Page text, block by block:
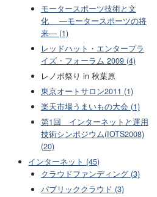
モータースポーツ技術と文
化 ―モータースポーツの将
来― (1)
レッドハット・エンタープラ
イズ・フォーラム 2009 (4)
レノボ祭り in 秋葉原
東京オートサロン2011 (1)
楽天市場うまいもの大会 (1)
第1回 インターネットと運用
技術シンポジウム(IOTS2008)
(20)
インターネット (45)
クラウドファンディング (3)
パブリッククラウド (3)